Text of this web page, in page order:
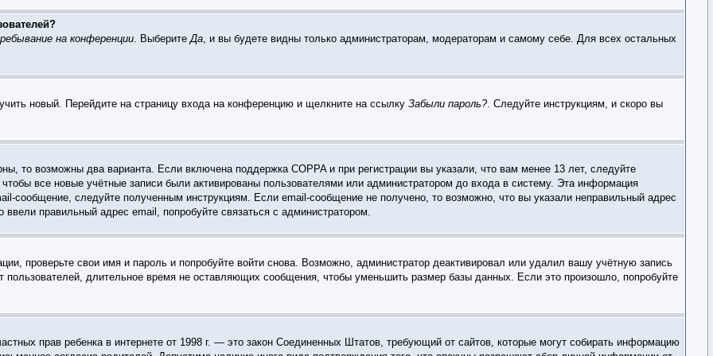
на конференции. ВыберитеДа, и вы будете видны только администраторам, модераторам и самому себе. Для всех остальных
новый. Перейдите на страницу входа на конференцию и щелкните на ссылку Забыли пароль?. Следуйте инструкциям, и скоро вы
то возможны два варианта. Если включена поддержка COPPA и при регистрации вы указали, что вам менее 13 лет, следуйте
все новые учётные записи были активированы пользователями или администратором до входа в систему. Эта информация
сообщение, следуйте полученным инструкциям. Если email-сообщение не получено, то возможно, что вы указали неправильный адрес
правильный адрес email, попробуйте связаться с администратором.
проверьте свои имя и пароль и попробуйте войти снова. Возможно, администратор деактивировал или удалил вашу учётную запись
длительное время не оставляющих сообщения, чтобы уменьшить размер базы данных. Если это произошло, попробуйте
прав ребенка в интернете от 1998 г. — это закон Соединенных Штатов, требующий от сайтов, которые могут собирать информацию